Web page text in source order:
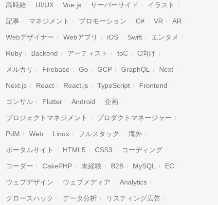
高時給 UI/UX Vue.js サーバーサイド イラスト
記事 マネジメント プロモーション C# VR AR
Webデザイナー Webアプリ iOS Swift エンタメ
Ruby Backend アーティスト toC C向け
メルカリ Firebase Go GCP GraphQL Next
Next.js React React.js TypeScript Frontend
コンサル Flutter Android 企画
プロジェクトマネジメント プロダクトマネージャー
PdM Web Linux フルスタック 海外
ポータルサイト HTML5 CSS3 コーディング
コーダー CakePHP 未経験 B2B MySQL EC
ウェブデザイン ウェブメディア Analytics
グロースハック データ分析 リスティング広告